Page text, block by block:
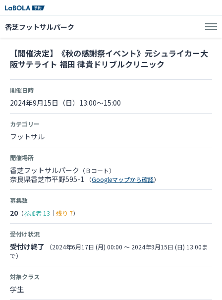
香芝フットサルパーク
【開催決定】《秋の感謝祭イベント》元シュライカー大
阪サテライト 福田 律貴ドリブルクリニック
開催日時
2024年9月15日（日）13:00～15:00
カテゴリー
フットサル
開催場所
香芝フットサルパーク （Ｂコート）
奈良県香芝市平野595-1 （Googleマップから確認）
募集数
20 （参加者 13 ｜ 残り 7）
受付け状況
受付け終了
（2024年6月17日 (月) 00:00 〜 2024年9月15日 (日) 13:00ま
で）
対象クラス
学生